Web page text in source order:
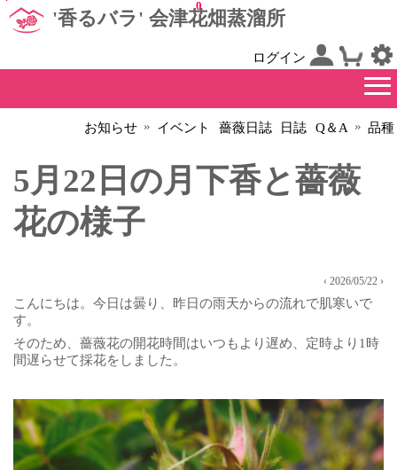
'香るバラ' 会津花畑蒸溜所
ログイン
0
お知らせ » イベント 薔薇日誌 日誌 Q＆A » 品種
5月22日の月下香と薔薇
花の様子
‹ 2026/05/22 ›
こんにちは。今日は曇り、昨日の雨天からの流れで肌寒いで
す。
そのため、薔薇花の開花時間はいつもより遅め、定時より1時
間遅らせて採花をしました。